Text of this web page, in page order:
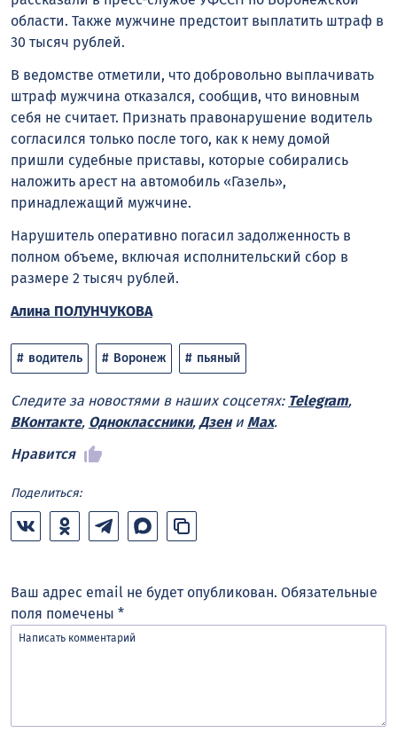
области. Также мужчине предстоит выплатить штраф в
30 тысяч рублей.
В ведомстве отметили, что добровольно выплачивать
штраф мужчина отказался, сообщив, что виновным
себя не считает. Признать правонарушение водитель
согласился только после того, как к нему домой
пришли судебные приставы, которые собирались
наложить арест на автомобиль «Газель»,
принадлежащий мужчине.
Нарушитель оперативно погасил задолженность в
полном объеме, включая исполнительский сбор в
размере 2 тысяч рублей.
Алина ПОЛУНЧУКОВА
водитель Воронеж пьяный
Следите за новостями в наших соцсетях: Telegram,
ВКонтакте, Одноклассники, Дзени Max.
Нравится
Поделиться:
Ваш адрес email не будет опубликован. Обязательные
поля помечены *